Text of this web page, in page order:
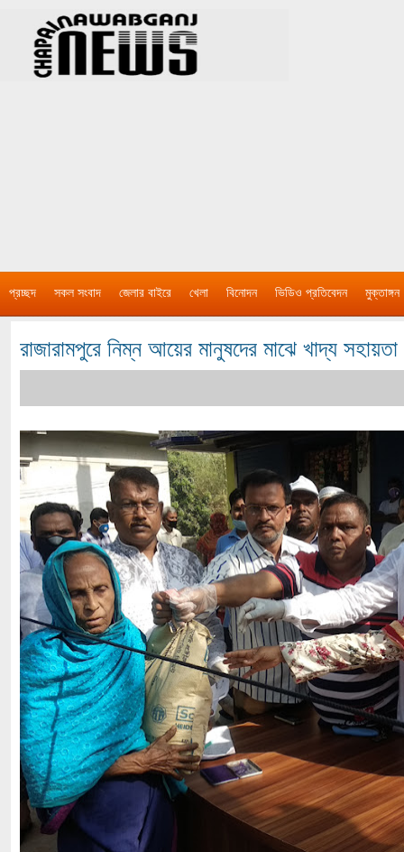
প্রচ্ছদ সকল সংবাদ জেলার বাইরে খেলা বিনোদন ভিডিও প্রতিবেদন মুক্তাঙ্গন
রাজারামপুরে নিম্ন আয়ের মানুষদের মাঝে খাদ্য সহায়তা